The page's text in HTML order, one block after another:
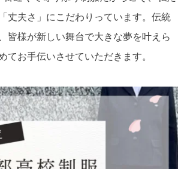
丈夫さ」にこだわりっています。伝統
皆様が新しい舞台で大きな夢を叶えら
てお手伝いさせていただきます。